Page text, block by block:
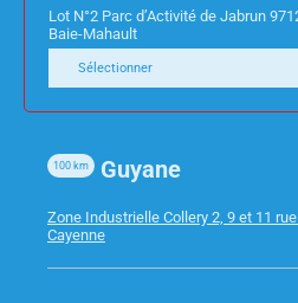
TV 43″/108CM STRONG
SMART
Lot N°2 Parc d’Activité de Jabrun
Baie-Mahault
Sélectionner
Guyane
100 km
Zone Industrielle Collery 2, 9 et 11
Cayenne